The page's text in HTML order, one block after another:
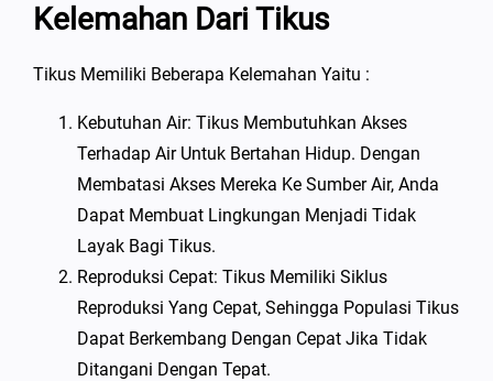
Kelemahan Dari Tikus
Tikus Memiliki Beberapa Kelemahan Yaitu :
Kebutuhan Air: Tikus Membutuhkan Akses
Terhadap Air Untuk Bertahan Hidup. Dengan
Membatasi Akses Mereka Ke Sumber Air, Anda
Dapat Membuat Lingkungan Menjadi Tidak
Layak Bagi Tikus.
Reproduksi Cepat: Tikus Memiliki Siklus
Reproduksi Yang Cepat, Sehingga Populasi Tikus
Dapat Berkembang Dengan Cepat Jika Tidak
Ditangani Dengan Tepat.